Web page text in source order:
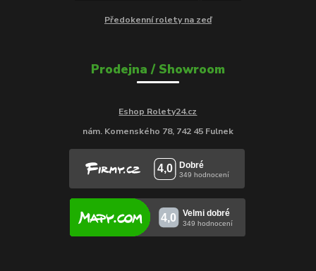
Předokenní rolety na zeď
Prodejna / Showroom
Eshop Rolety24.cz
nám. Komenského 78, 742 45 Fulnek